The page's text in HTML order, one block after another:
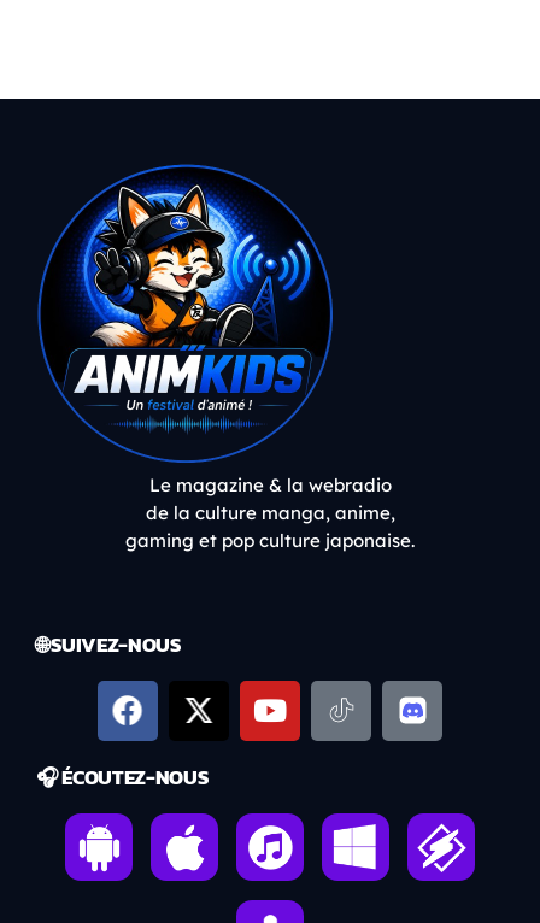
Le magazine & la webradio
de la culture manga, anime,
gaming et pop culture japonaise.
🌐 SUIVEZ-NOUS
🎧 ÉCOUTEZ-NOUS